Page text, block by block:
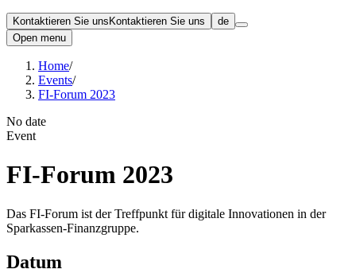
Kontaktieren Sie uns Kontaktieren Sie uns
de
Open menu
Home/
Events/
FI-Forum 2023
No date
Event
FI-Forum 2023
Das FI-Forum ist der Treffpunkt für digitale Innovationen in der
Sparkassen-Finanzgruppe.
Datum